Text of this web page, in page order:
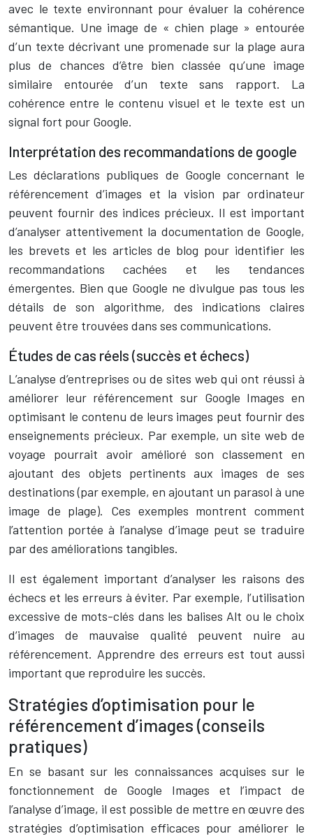
avec le texte environnant pour évaluer la cohérence
sémantique. Une image de « chien plage » entourée
d’un texte décrivant une promenade sur la plage aura
plus de chances d’être bien classée qu’une image
similaire entourée d’un texte sans rapport. La
cohérence entre le contenu visuel et le texte est un
signal fort pour Google.
Interprétation des recommandations de google
Les déclarations publiques de Google concernant le
référencement d’images et la vision par ordinateur
peuvent fournir des indices précieux. Il est important
d’analyser attentivement la documentation de Google,
les brevets et les articles de blog pour identifier les
recommandations cachées et les tendances
émergentes. Bien que Google ne divulgue pas tous les
détails de son algorithme, des indications claires
peuvent être trouvées dans ses communications.
Études de cas réels (succès et échecs)
L’analyse d’entreprises ou de sites web qui ont réussi à
améliorer leur référencement sur Google Images en
optimisant le contenu de leurs images peut fournir des
enseignements précieux. Par exemple, un site web de
voyage pourrait avoir amélioré son classement en
ajoutant des objets pertinents aux images de ses
destinations (par exemple, en ajoutant un parasol à une
image de plage). Ces exemples montrent comment
l’attention portée à l’analyse d’image peut se traduire
par des améliorations tangibles.
Il est également important d’analyser les raisons des
échecs et les erreurs à éviter. Par exemple, l’utilisation
excessive de mots-clés dans les balises Alt ou le choix
d’images de mauvaise qualité peuvent nuire au
référencement. Apprendre des erreurs est tout aussi
important que reproduire les succès.
Stratégies d’optimisation pour le
référencement d’images (conseils
pratiques)
En se basant sur les connaissances acquises sur le
fonctionnement de Google Images et l’impact de
l’analyse d’image, il est possible de mettre en œuvre des
stratégies d’optimisation efficaces pour améliorer le